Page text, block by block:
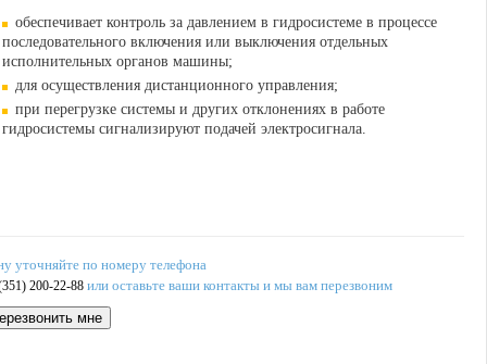
обеспечивает контроль за давлением в гидросистеме в процессе
последовательного включения или выключения отдельных
исполнительных органов машины;
для осуществления дистанционного управления;
при перегрузке системы и других отклонениях в работе
гидросистемы сигнализируют подачей электросигнала.
уточняйте по номеру телефона
200-22-88
мне